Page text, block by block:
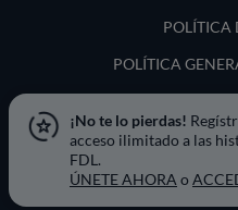
POLÍTICA
POLÍTICA
¡No te lo pierdas!
acceso ilimitado a las
FDL.
ÚNETE AHORA o